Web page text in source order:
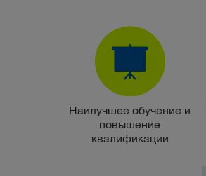
Наилучшее обучение и
повышение
квалификации